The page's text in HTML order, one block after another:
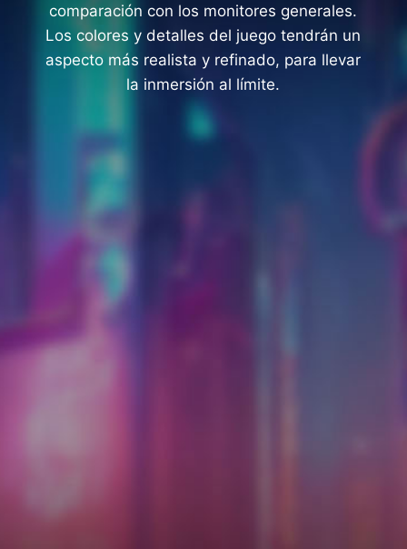
comparación con los monitores generales.
Los colores y detalles del juego tendrán un
aspecto más realista y refinado, para llevar
la inmersión al límite.